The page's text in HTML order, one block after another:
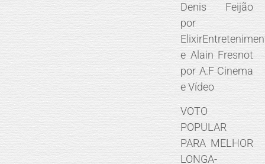
Denis Feijão
por
e Alain Fresnot
por A.F Cinema
e Vídeo
VOTO
POPULAR
PARA MELHOR
LONGA-